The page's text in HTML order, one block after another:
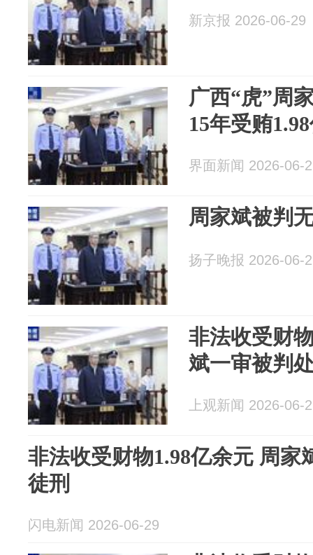
新京报 2026-06-29
广西“虎”周
15年受贿
界面新闻 2026-06-
周家斌被判
扬子晚报 2026-06-
非法收受财
斌一审被判
上观新闻 2026-06-
非法收受财物1.98亿余元 周家
徒刑
闪电新闻 2026-06-29